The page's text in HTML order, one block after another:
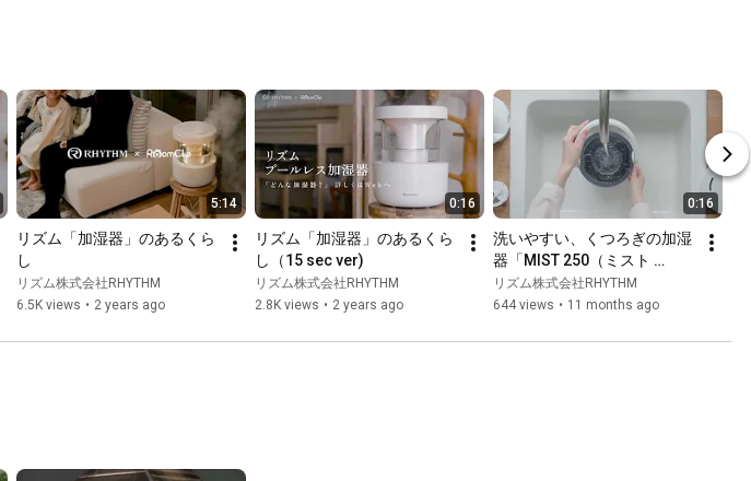
5:14
リズム「加湿器」のあるくら
し
リズム株式会社RHYTHM
6.5K views • 2 years ago
0:16
リズム「加湿器」のあるくら
し（15 sec ver)
リズム株式会社RHYTHM
2.8K views • 2 years ago
0:16
洗いやすい、くつろぎの加湿
器「MIST 250（ミスト
250）」9YYA64RH　リズ
ム　RHYTHM　（15 sec ver)
リズム株式会社RHYTHM
644 views • 11 months ago